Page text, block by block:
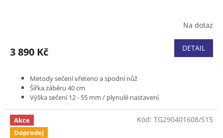
Na dotaz
3 890 Kč DETAIL
Metody sečení vřeteno a spodní nůž
Šířka záběru 40 cm
Výška sečení 12 - 55 mm / plynulé nastavení
5 žacích nožů
Sběrný koš k dispozici jako příslušenství
Hmotnost 8,7 kg
Akce
Doprodej
Kód: TG290401608/S15